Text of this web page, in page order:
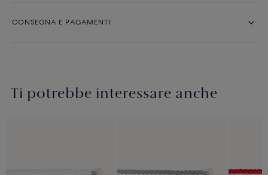
CONSEGNA E PAGAMENTI
Ti potrebbe interessare anche